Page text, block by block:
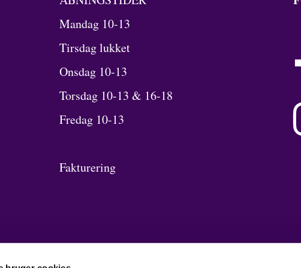
Mandag 10-13
Tirsdag lukket
Onsdag 10-13
Torsdag 10-13 & 16-18
Fredag 10-13
Fakturering